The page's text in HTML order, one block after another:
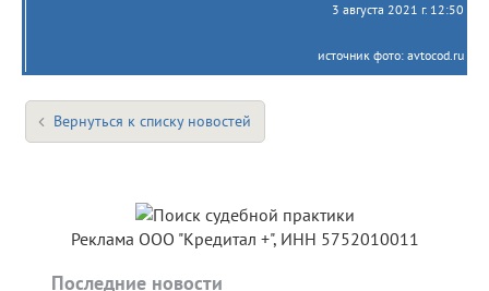
3 августа 2021 г. 12:50
источник фото: avtocod.ru
Вернуться к списку новостей
Реклама ООО "Кредитал +", ИНН 5752010011
Последние новости